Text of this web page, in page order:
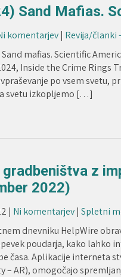
Sand Mafias.
komentarjev| Revija/članki
Sand mafias. Scientific
Inside the Crime
po vsem svetu,
svetu izkopljemo […]
z
2022)
| Ni komentarjev| Spletni
dnevniku HelpWire
poudarja, kako lahko
časa. Aplikacije interneta
– AR), omogočajo